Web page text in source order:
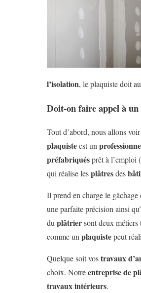
l’isolation, le plaquiste doit
Doit-on faire appel à
Tout d’abord, nous allons
plaquisteest un
préfabriquésprêt à l’emploi
qui réalise lesplâtresdes
Il prend en charge le gâchage
une parfaite précision ainsi
duplâtriersont deux
comme unplaquistepeut
Quelque soit vostravaux
choix. Notreentreprise de
travaux intérieurs.